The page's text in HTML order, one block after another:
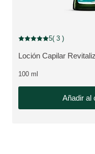
VER PRODUCTO:
Loción Capilar
Puntuación: 5 / 5
5( 3 )
100 ml
Añadir al